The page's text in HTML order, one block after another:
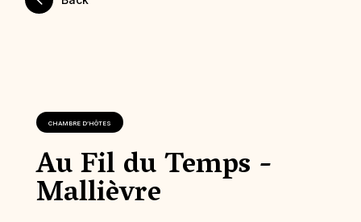
CHAMBRE D’HÔTES
Au Fil du Temps -
Mallièvre